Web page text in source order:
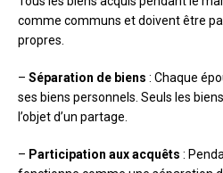
comme communs et doivent être
propres.
– Séparation de biens : Chaque
ses biens personnels. Seuls les
l’objet d’un partage.
– Participation aux acquêts :